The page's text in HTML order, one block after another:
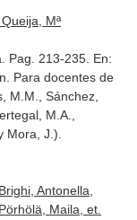
Mª
Pag. 213-235. En:
Para docentes de
M.M., Sánchez,
M.A.,
Mora, J.)
Antonella,
Maila, et.